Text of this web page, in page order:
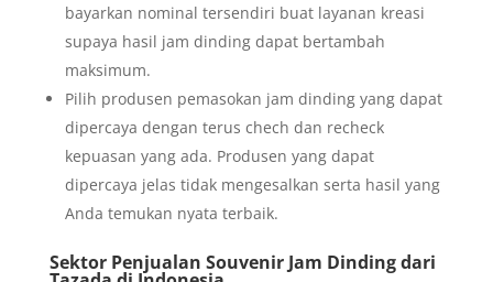
bayarkan nominal tersendiri buat layanan kreasi
supaya hasil jam dinding dapat bertambah
maksimum.
Pilih produsen pemasokan jam dinding yang dapat
dipercaya dengan terus chech dan recheck
kepuasan yang ada. Produsen yang dapat
dipercaya jelas tidak mengesalkan serta hasil yang
Anda temukan nyata terbaik.
Sektor Penjualan Souvenir Jam Dinding dari